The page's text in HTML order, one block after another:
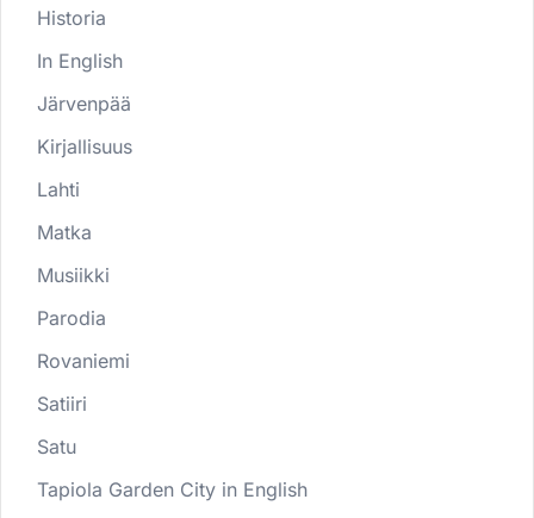
Historia
In English
Järvenpää
Kirjallisuus
Lahti
Matka
Musiikki
Parodia
Rovaniemi
Satiiri
Satu
Tapiola Garden City in English